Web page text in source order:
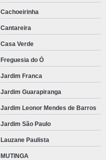
Cachoeirinha
Cantareira
Casa Verde
Freguesia do Ó
Jardim Franca
Jardim Guarapiranga
Jardim Leonor Mendes de Barros
Jardim São Paulo
Lauzane Paulista
MUTINGA